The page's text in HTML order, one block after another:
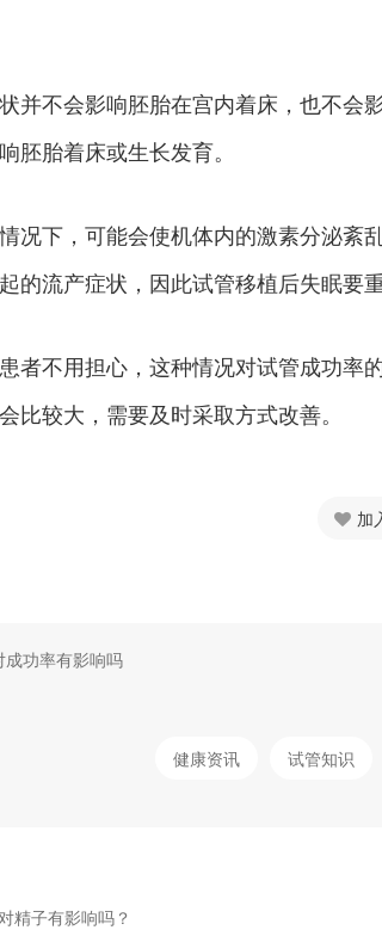
并不会影响胚胎在宫内着床，也不
胚胎着床或生长发育。
况下，可能会使机体内的激素分泌
的流产症状，因此试管移植后失眠要重
者不用担心，这种情况对试管成功率
较大，需要及时采取方式改善。
加
功率有影响吗
健康资讯 试管知识
精子有影响吗？